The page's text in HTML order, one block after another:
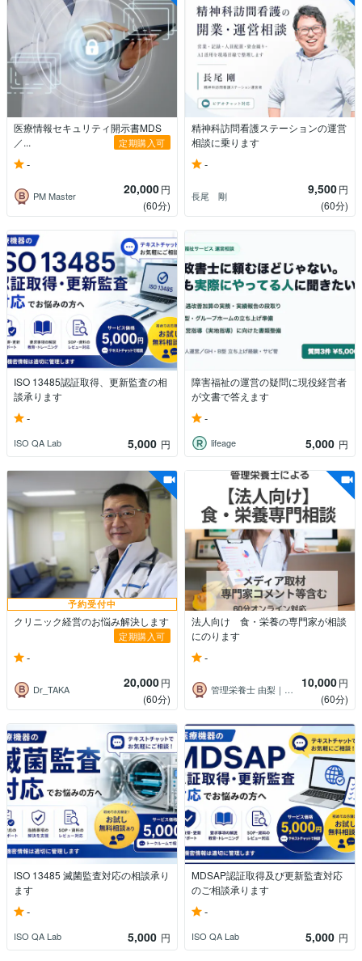
医療情報セキュリティ開示書MDS
／...
定期購入可
-
PM Master 20,000円
(60分)
精神科訪問看護ステーションの運営
相談に乗ります
-
長尾 剛 9,500円
(60分)
ISO 13485認証取得、更新監査の相
談承ります
-
ISO QA Lab 5,000 円
障害福祉の運営の疑問に現役経営者
が文書で答えます
-
lifeage 5,000 円
予約受付中
クリニック経営のお悩み解決します
定期購入可
-
Dr_TAKA 20,000円
(60分)
法人向け 食・栄養の専門家が相談
にのります
-
管理栄養士 由梨｜献立作成・記事・動画 10,000円
(60分)
ISO 13485 滅菌監査対応の相談承り
ます
-
ISO QA Lab 5,000 円
MDSAP認証取得及び更新監査対応
のご相談承ります
-
ISO QA Lab 5,000 円